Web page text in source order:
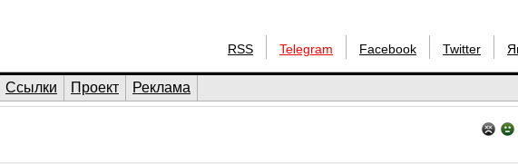
RSS Telegram Facebook Twitter
Ссылки Проект Реклама